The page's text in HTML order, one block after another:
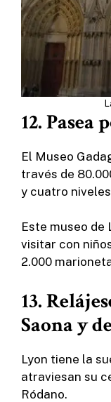
12. Pasea
El Museo
través de
y cuatro
Este museo de
visitar con
2.000
13.
Saona y
Lyon tiene la
atraviesan su
Ródano.